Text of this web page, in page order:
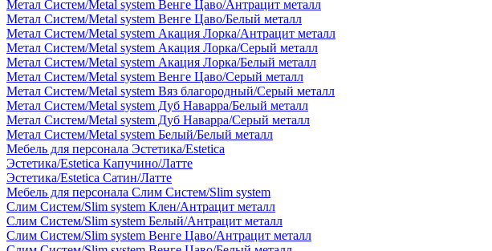
Метал Систем/Metal system Венге Цаво/Антрацит металл
Метал Систем/Metal system Венге Цаво/Белый металл
Метал Систем/Metal system Акация Лорка/Антрацит металл
Метал Систем/Metal system Акация Лорка/Серый металл
Метал Систем/Metal system Акация Лорка/Белый металл
Метал Систем/Metal system Венге Цаво/Серый металл
Метал Систем/Metal system Вяз благородный/Серый металл
Метал Систем/Metal system Дуб Наварра/Белый металл
Метал Систем/Metal system Дуб Наварра/Серый металл
Метал Систем/Metal system Белый/Белый металл
Мебель для персонала Эстетика/Estetica
Эстетика/Estetica Капучино/Латте
Эстетика/Estetica Сатин/Латте
Мебель для персонала Слим Систем/Slim system
Слим Систем/Slim system Клен/Антрацит металл
Слим Систем/Slim system Белый/Антрацит металл
Слим Систем/Slim system Венге Цаво/Антрацит металл